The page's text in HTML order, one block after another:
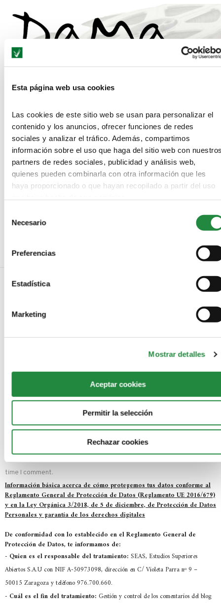
Esta página web usa cookies
Las cookies de este sitio web se usan para personalizar el
contenido y los anuncios, ofrecer funciones de redes
sociales y analizar el tráfico. Además, compartimos
información sobre el uso que haga del sitio web con
partners de redes sociales, publicidad y análisis web,
quienes pueden combinarla con otra información que les
haya proporcionado o que hayan recopilado a partir del uso
Necesario
Preferencias
Estadística
Marketing
Mostrar detalles
Aceptar cookies
Permitir la selección
Rechazar cookies
Save my name, email, and website in this browser for the next
time I comment.
Información básica acerca de cómo protegemos tus datos conforme al
Reglamento General de Protección de Datos (Reglamento UE 2016/679)
y en la Ley Orgánica 3/2018, de 5 de diciembre, de Protección de Datos
Personales y garantía de los derechos digitales
De conformidad con lo establecido en el Reglamento General de
Protección de Datos, te informamos de:
- Quien es el responsable del tratamiento: SEAS, Estudios Superiores
Abiertos S.A.U con NIF A-50973098, dirección en C/ Violeta Parra nº 9 –
50015 Zaragoza y teléfono 976.700.660.
- Cuál es el fin del tratamiento: Gestión y control de los comentarios del blog